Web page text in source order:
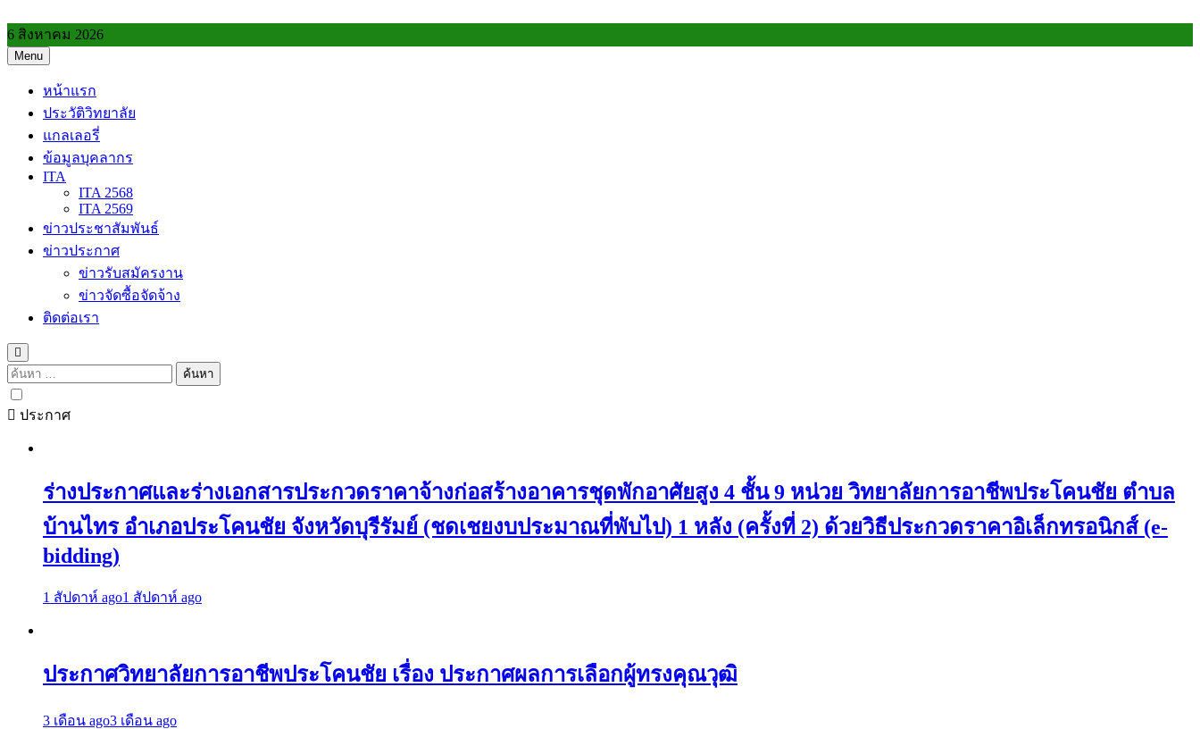
to
content
6 สิงหาคม 2026
Menu
หน้าแรก
ประวัติวิทยาลัย
แกลเลอรี่
ข้อมูลบุคลากร
ITA
ITA 2568
ITA 2569
ข่าวประชาสัมพันธ์
ข่าวประกาศ
ข่าวรับสมัครงาน
ข่าวจัดซื้อจัดจ้าง
ติดต่อเรา
ค้นหา
สำหรับ:
ประกาศ
ร่างประกาศและร่างเอกสารประกวดราคาจ้างก่อสร้างอาคารชุดพักอาศัยสูง 4 ชั้น 9 หน่วย วิทยาลัยการอาชีพประโคนชัย ตำบล
บ้านไทร อำเภอประโคนชัย จังหวัดบุรีรัมย์ (ชดเชยงบประมาณที่พับไป) 1 หลัง (ครั้งที่ 2) ด้วยวิธีประกวดราคาอิเล็กทรอนิกส์ (e-
bidding)
1 สัปดาห์ ago1 สัปดาห์ ago
ประกาศวิทยาลัยการอาชีพประโคนชัย เรื่อง ประกาศผลการเลือกผู้ทรงคุณวุฒิ
3 เดือน ago3 เดือน ago